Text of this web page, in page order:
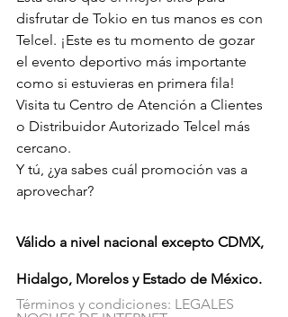
disfrutar de Tokio en tus manos es con
Telcel. ¡Este es tu momento de gozar
el evento deportivo más importante
como si estuvieras en primera fila!
Visita tu Centro de Atención a Clientes
o Distribuidor Autorizado Telcel más
cercano.
Y tú, ¿ya sabes cuál promoción vas a
aprovechar?
Válido a nivel nacional excepto CDMX,
Hidalgo, Morelos y Estado de México.
Términos y condiciones: LEGALES